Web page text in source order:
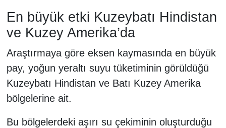
En büyük etki Kuzeybatı Hindistan
ve Kuzey Amerika’da
Araştırmaya göre eksen kaymasında en büyük
pay, yoğun yeraltı suyu tüketiminin görüldüğü
Kuzeybatı Hindistan ve Batı Kuzey Amerika
bölgelerine ait.
Bu bölgelerdeki aşırı su çekiminin oluşturduğu